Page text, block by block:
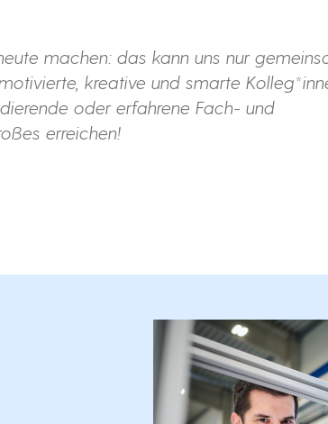
machen: das kann uns nur
kreative und smarte
oder erfahrene Fach- und
erreichen!